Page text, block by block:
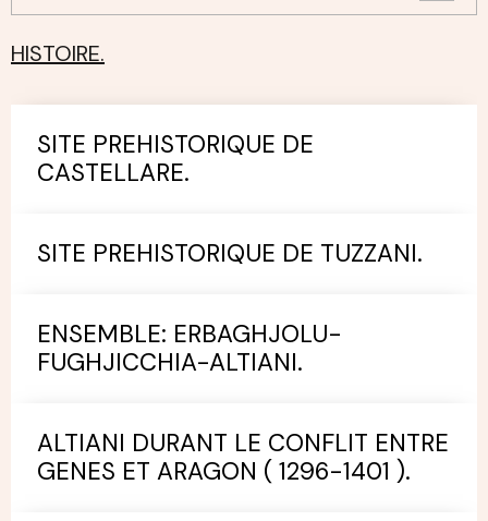
HISTOIRE.
SITE PREHISTORIQUE DE
CASTELLARE.
SITE PREHISTORIQUE DE TUZZANI.
ENSEMBLE: ERBAGHJOLU-
FUGHJICCHIA-ALTIANI.
ALTIANI DURANT LE CONFLIT ENTRE
GENES ET ARAGON ( 1296-1401 ).